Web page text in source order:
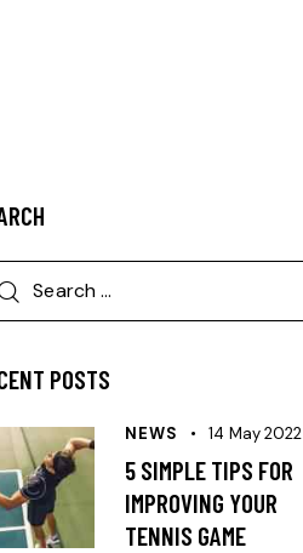
POSTS
NEWS 14 May 2022
5 SIMPLE TIPS FOR
IMPROVING YOUR
TENNIS GAME